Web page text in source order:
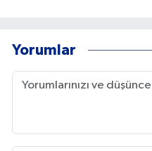
Yorumlar